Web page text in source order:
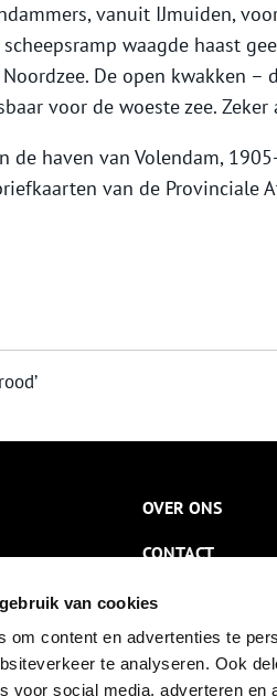
van cookies
om content en advertenties te
te analyseren. Ook
voor social media, adverteren en
vanuit IJmuiden,
waagde haast
De open kwakken –
voor de woeste zee.
de haven van Volendam,
van de Provinciale
OVER ONS
CONTACT
NIEUWSBRIEF
DISCLAIMER
PRIVACY